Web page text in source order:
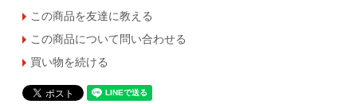
この商品を友達に教える
この商品について問い合わせる
買い物を続ける